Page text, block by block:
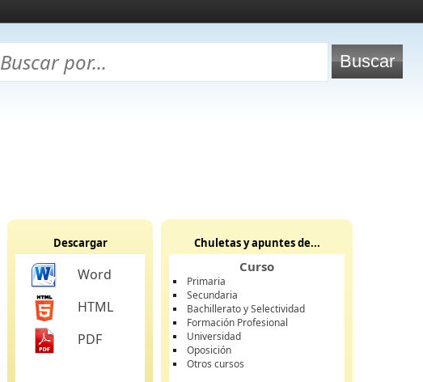
Descargar
Word
HTML
PDF
Chuletas y apuntes de...
Curso
Primaria
Secundaria
Bachillerato y Selectividad
Formación Profesional
Universidad
Oposición
Otros cursos